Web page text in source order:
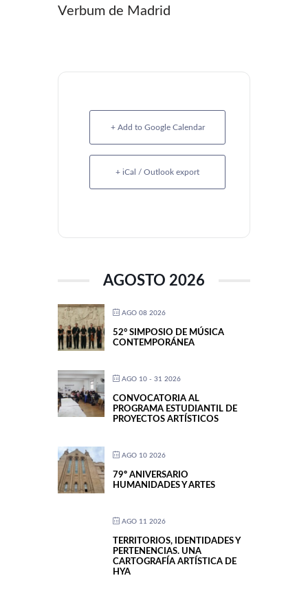
Verbum de Madrid
+ Add to Google Calendar
+ iCal / Outlook export
AGOSTO 2026
AGO 08 2026
52° SIMPOSIO DE MÚSICA
CONTEMPORÁNEA
AGO 10 - 31 2026
CONVOCATORIA AL
PROGRAMA ESTUDIANTIL DE
PROYECTOS ARTÍSTICOS
AGO 10 2026
79º ANIVERSARIO
HUMANIDADES Y ARTES
AGO 11 2026
TERRITORIOS, IDENTIDADES Y
PERTENENCIAS. UNA
CARTOGRAFÍA ARTÍSTICA DE
HYA